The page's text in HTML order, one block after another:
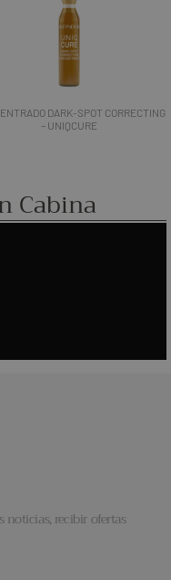
DARK-SPOT CORRECTING
– UNIQCURE
Cabina
noticias, recibir ofertas